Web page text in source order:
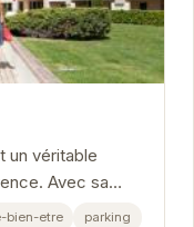
un véritable
Avec sa
chambres...
bien-etre
parking